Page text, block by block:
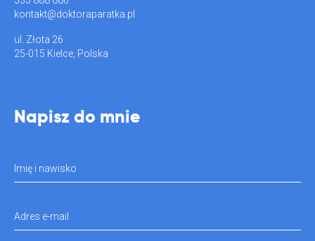
kontakt@doktoraparatka.pl
ul. Złota 26
25-015 Kielce, Polska
Napisz do mnie
Imię i nawisko
Adres e-mail